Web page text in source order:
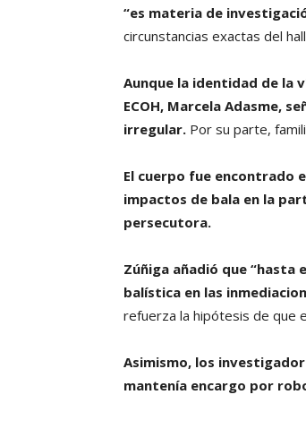
“es materia de
circunstancias exactas del
Aunque la identidad de la
ECOH, Marcela Adasme,
irregular. Por su parte,
El cuerpo fue encontrado
impactos de bala en la
persecutora.
Zúñiga añadió que “hasta
balística en las
refuerza la hipótesis de que
Asimismo, los
mantenía encargo por